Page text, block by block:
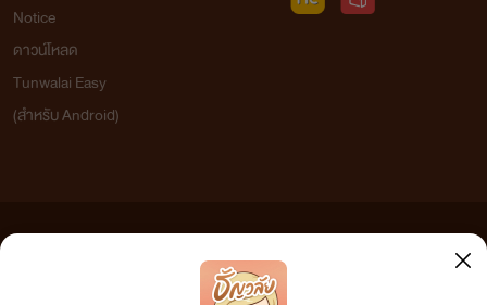
Notice
ดาวน์โหลด
Tunwalai Easy
(สำหรับ Android)
เว็บไซต์แห่งนี้ไม่ได้เห็นด้วยและไม่ขอรับผิดชอบต่อข้อความใดๆ ทั้งสิ้น ดังนั้นผู้อ่านทุกท่านโปรดใช้
วิจารณญาณในการกลั่นกรองด้วยตนเอง และหากท่านพบข้อความใดๆ ที่ขัดต่อกฎหมายและศีลธรรม